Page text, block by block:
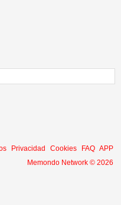
Privacidad Cookies FAQ APP
Memondo Network © 2026